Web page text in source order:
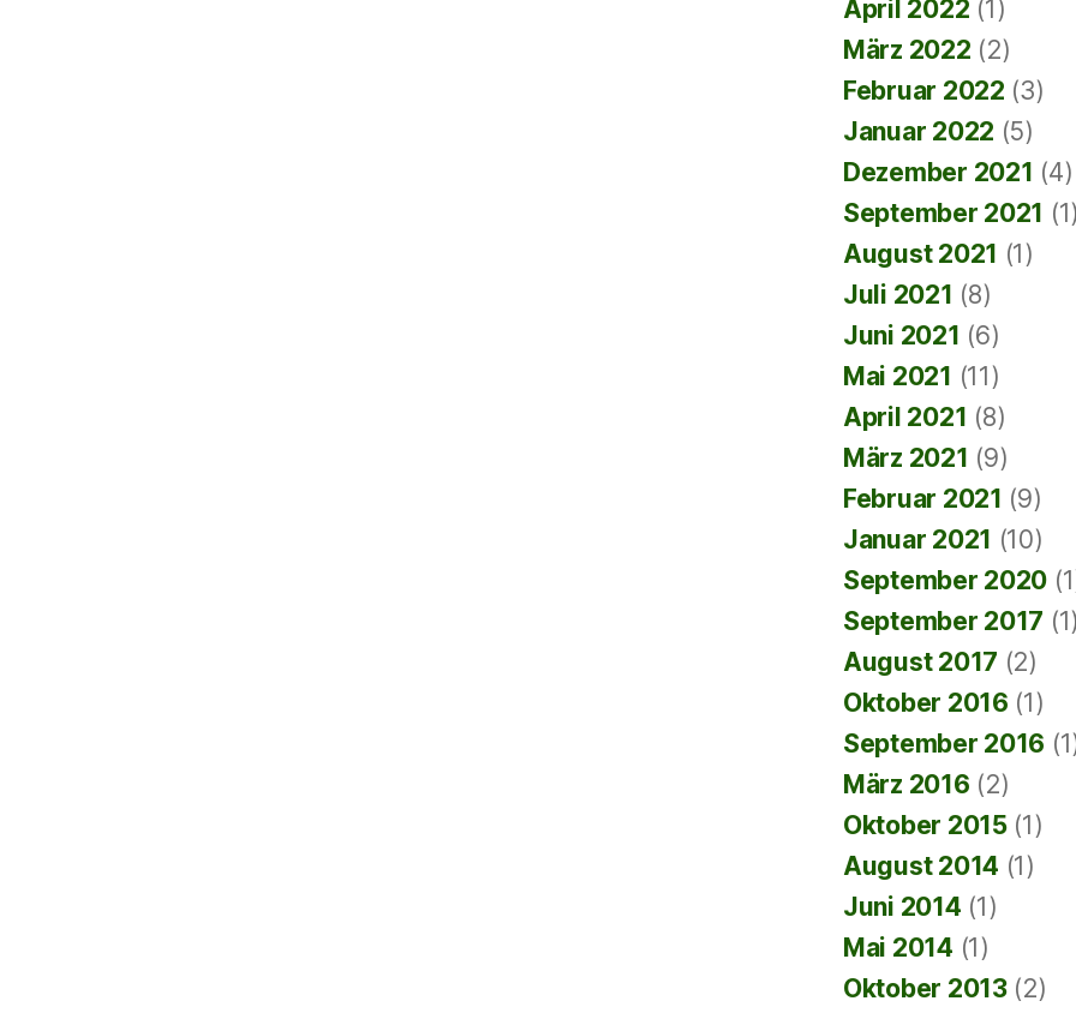
April 2022 (1)
März 2022 (2)
Februar 2022 (3)
Januar 2022 (5)
Dezember 2021 (4)
September 2021
August 2021 (1)
Juli 2021 (8)
Juni 2021 (6)
Mai 2021 (11)
April 2021 (8)
März 2021 (9)
Februar 2021 (9)
Januar 2021 (10)
September 2020
September 2017
August 2017 (2)
Oktober 2016 (1)
September 2016
März 2016 (2)
Oktober 2015(1)
August 2014 (1)
Juni 2014 (1)
Mai 2014 (1)
Oktober 2013(2)